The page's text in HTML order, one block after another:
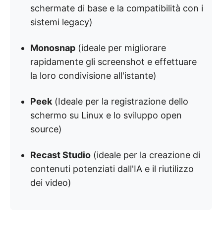
schermate di base e la compatibilità con i
sistemi legacy)
Monosnap (ideale per migliorare
rapidamente gli screenshot e effettuare
la loro condivisione all'istante)
Peek (Ideale per la registrazione dello
schermo su Linux e lo sviluppo open
source)
Recast Studio (ideale per la creazione di
contenuti potenziati dall'IA e il riutilizzo
dei video)